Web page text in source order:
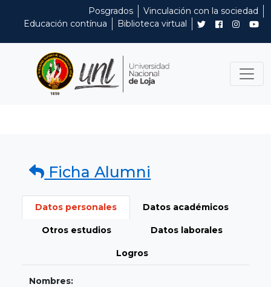
Posgrados
Vinculación con la sociedad
Educación contínua
Biblioteca virtual
Ficha Alumni
Datos personales Datos académicos
Otros estudios Datos laborales
Logros
Nombres: